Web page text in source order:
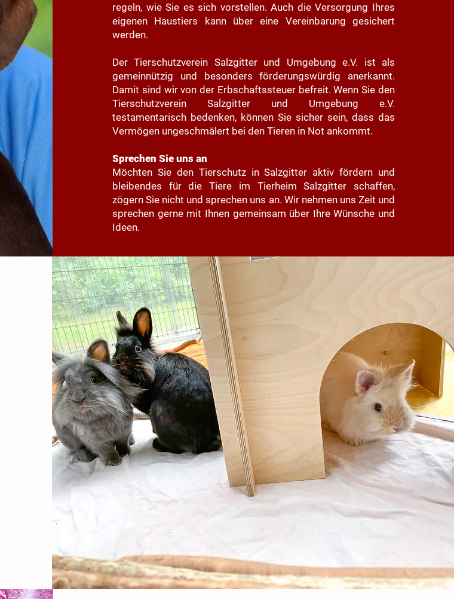
regeln, wie Sie es sich vorstellen. Auch die Versorgung Ihres
eigenen Haustiers kann über eine Vereinbarung gesichert
werden.
Der Tierschutzverein Salzgitter und Umgebung e.V. ist als
gemeinnützig und besonders förderungswürdig anerkannt.
Damit sind wir von der Erbschaftssteuer befreit. Wenn Sie den
Tierschutzverein Salzgitter und Umgebung e.V.
testamentarisch bedenken, können Sie sicher sein, dass das
Vermögen ungeschmälert bei den Tieren in Not ankommt.
Sprechen Sie uns an
Möchten Sie den Tierschutz in Salzgitter aktiv fördern und
bleibendes für die Tiere im Tierheim Salzgitter schaffen,
zögern Sie nicht und sprechen uns an. Wir nehmen uns Zeit und
sprechen gerne mit Ihnen gemeinsam über Ihre Wünsche und
Ideen.